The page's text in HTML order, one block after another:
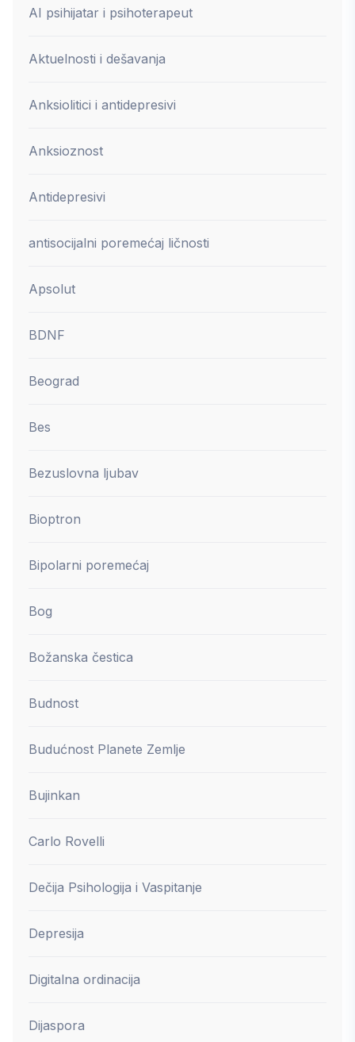
AI psihijatar i psihoterapeut
Aktuelnosti i dešavanja
Anksiolitici i antidepresivi
Anksioznost
Antidepresivi
antisocijalni poremećaj ličnosti
Apsolut
BDNF
Beograd
Bes
Bezuslovna ljubav
Bioptron
Bipolarni poremećaj
Bog
Božanska čestica
Budnost
Budućnost Planete Zemlje
Bujinkan
Carlo Rovelli
Dečija Psihologija i Vaspitanje
Depresija
Digitalna ordinacija
Dijaspora